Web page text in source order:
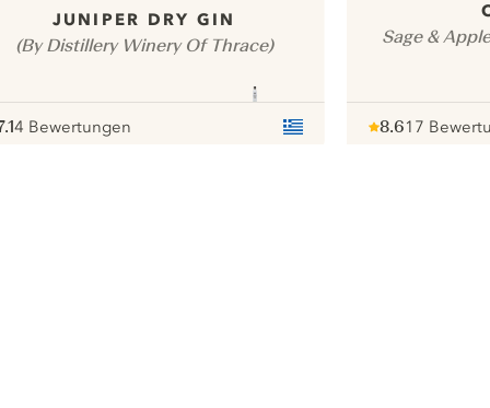
JUNIPER DRY GIN
(By Distillery Winery Of Thrace)
4 Bewertungen
Sage &
8.617